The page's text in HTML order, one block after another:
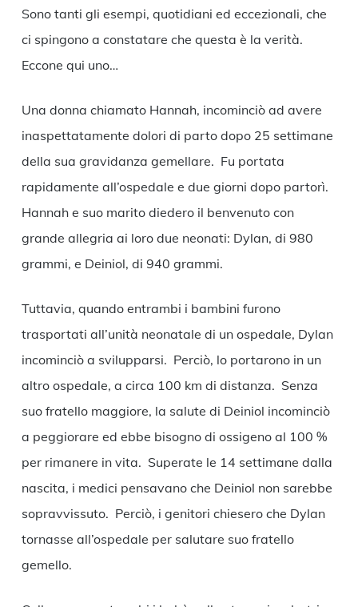
Sono tanti gli esempi, quotidiani ed eccezionali, che
ci spingono a constatare che questa è la verità.
Eccone qui uno…
Una donna chiamato Hannah, incominciò ad avere
inaspettatamente dolori di parto dopo 25 settimane
della sua gravidanza gemellare. Fu portata
rapidamente all’ospedale e due giorni dopo partorì.
Hannah e suo marito diedero il benvenuto con
grande allegria ai loro due neonati: Dylan, di 980
grammi, e Deiniol, di 940 grammi.
Tuttavia, quando entrambi i bambini furono
trasportati all’unità neonatale di un ospedale, Dylan
incominciò a svilupparsi. Perciò, lo portarono in un
altro ospedale, a circa 100 km di distanza. Senza
suo fratello maggiore, la salute di Deiniol incominciò
a peggiorare ed ebbe bisogno di ossigeno al 100 %
per rimanere in vita. Superate le 14 settimane dalla
nascita, i medici pensavano che Deiniol non sarebbe
sopravvissuto. Perciò, i genitori chiesero che Dylan
tornasse all’ospedale per salutare suo fratello
gemello.